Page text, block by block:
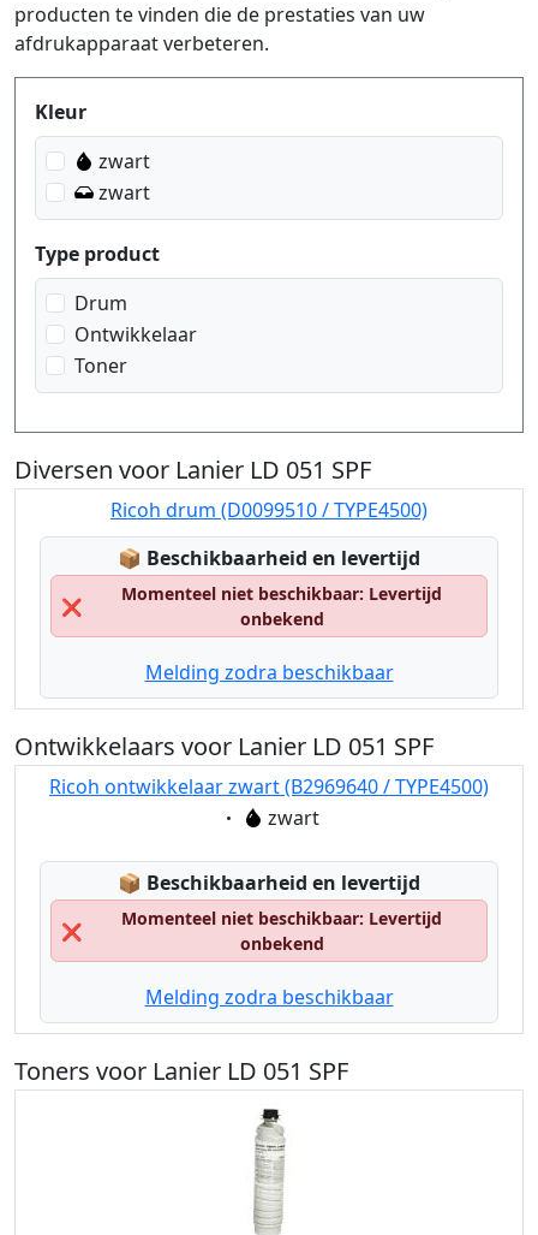
producten te vinden die de prestaties van uw
afdrukapparaat verbeteren.
Produktfilter
Kleur
zwart
zwart
Type product
Drum
Ontwikkelaar
Toner
Diversen voor Lanier LD 051 SPF
Ricoh drum (D0099510 / TYPE4500)
📦 Lagerstatus:
Beschikbaarheid en levertijd
❌
Momenteel niet beschikbaar: Levertijd
onbekend
Melding zodra beschikbaar
Ontwikkelaars voor Lanier LD 051 SPF
Ricoh ontwikkelaar zwart (B2969640 / TYPE4500)
Eigenschaft:
zwart
📦 Lagerstatus:
Beschikbaarheid en levertijd
❌
Momenteel niet beschikbaar: Levertijd
onbekend
Melding zodra beschikbaar
Toners voor Lanier LD 051 SPF